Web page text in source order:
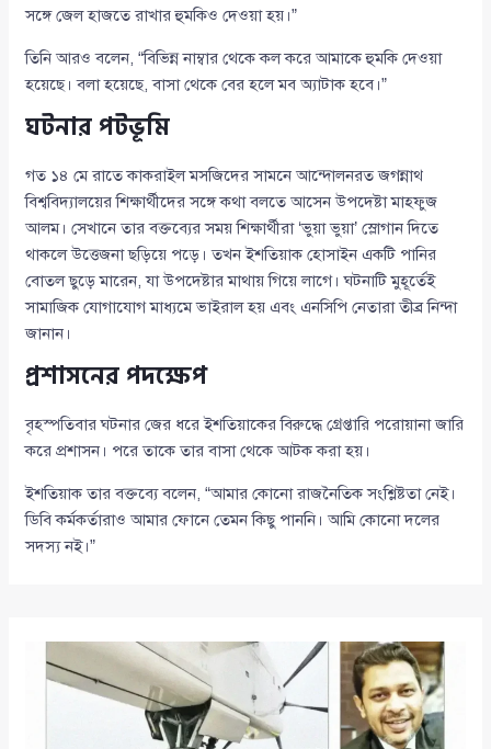
সঙ্গে জেল হাজতে রাখার হুমকিও দেওয়া হয়।”
তিনি আরও বলেন, “বিভিন্ন নাম্বার থেকে কল করে আমাকে হুমকি দেওয়া
হয়েছে। বলা হয়েছে, বাসা থেকে বের হলে মব অ্যাটাক হবে।”
ঘটনার পটভূমি
গত ১৪ মে রাতে কাকরাইল মসজিদের সামনে আন্দোলনরত জগন্নাথ
বিশ্ববিদ্যালয়ের শিক্ষার্থীদের সঙ্গে কথা বলতে আসেন উপদেষ্টা মাহফুজ
আলম। সেখানে তার বক্তব্যের সময় শিক্ষার্থীরা ‘ভুয়া ভুয়া’ স্লোগান দিতে
থাকলে উত্তেজনা ছড়িয়ে পড়ে। তখন ইশতিয়াক হোসাইন একটি পানির
বোতল ছুড়ে মারেন, যা উপদেষ্টার মাথায় গিয়ে লাগে। ঘটনাটি মুহূর্তেই
সামাজিক যোগাযোগ মাধ্যমে ভাইরাল হয় এবং এনসিপি নেতারা তীব্র নিন্দা
জানান।
প্রশাসনের পদক্ষেপ
বৃহস্পতিবার ঘটনার জের ধরে ইশতিয়াকের বিরুদ্ধে গ্রেপ্তারি পরোয়ানা জারি
করে প্রশাসন। পরে তাকে তার বাসা থেকে আটক করা হয়।
ইশতিয়াক তার বক্তব্যে বলেন, “আমার কোনো রাজনৈতিক সংশ্লিষ্টতা নেই।
ডিবি কর্মকর্তারাও আমার ফোনে তেমন কিছু পাননি। আমি কোনো দলের
সদস্য নই।”